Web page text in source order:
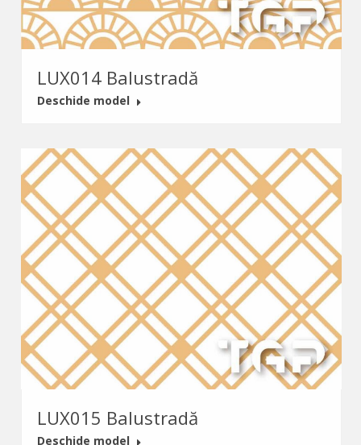
LUX014 Balustradă
Deschide model
LUX015 Balustradă
Deschide model